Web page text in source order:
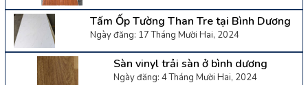
Tấm Ốp Tường Than Tre tại Bình Dương
Ngày đăng: 17 Tháng Mười Hai, 2024
Sàn vinyl trải sàn ở bình dương
Ngày đăng: 4 Tháng Mười Hai, 2024